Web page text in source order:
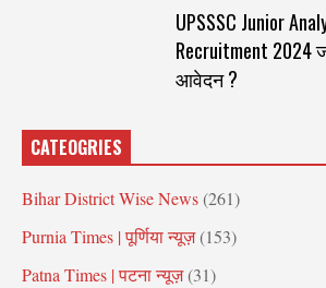
UPSSSC Junior
Recruitment
आवेदन ?
CATEOGRIES
Bihar District Wise News(261)
Purnia Times | पूर्णिया न्यूज़(153)
Patna Times | पटना न्यूज़(31)